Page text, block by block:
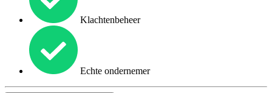
Klachtenbeheer
Echte ondernemer